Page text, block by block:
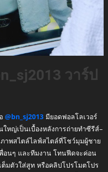
วาร์ป
@bn_sj2013มียอดฟอลโลเวอร์
หญ่เป็นเบื้องหลังการถ่ายทำซีรีส์–
พสไตล์ไลฟ์สไตล์ที่โชว์มุมผู้ชาย
พื่อนๆ และทีมงาน โทนฟีดจะค่อน
มตัวใส่สูท หรือคลิปโปรโมตโปร